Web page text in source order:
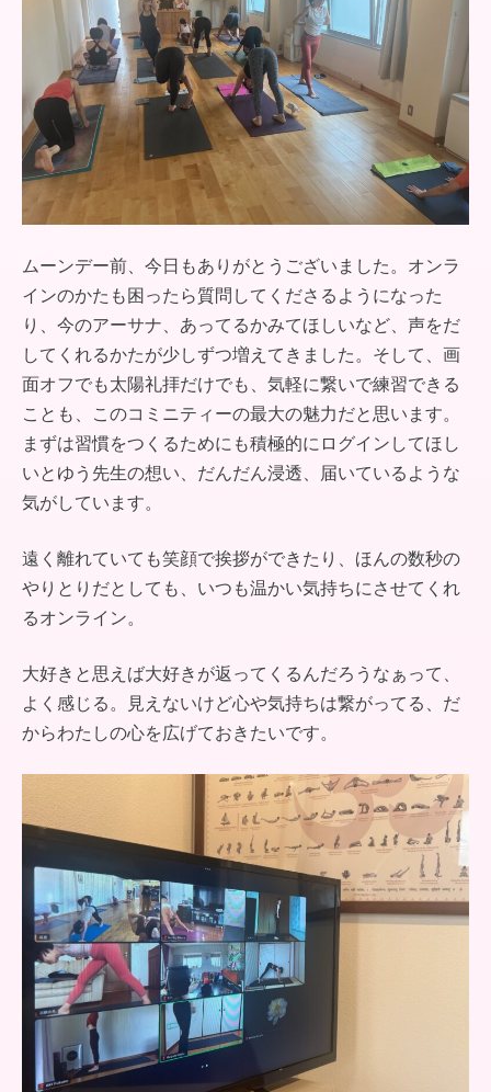
ムーンデー前、今日もありがとうございました。オンラ
インのかたも困ったら質問してくださるようになった
り、今のアーサナ、あってるかみてほしいなど、声をだ
してくれるかたが少しずつ増えてきました。そして、画
面オフでも太陽礼拝だけでも、気軽に繋いで練習できる
ことも、このコミニティーの最大の魅力だと思います。
まずは習慣をつくるためにも積極的にログインしてほし
いとゆう先生の想い、だんだん浸透、届いているような
気がしています。
遠く離れていても笑顔で挨拶ができたり、ほんの数秒の
やりとりだとしても、いつも温かい気持ちにさせてくれ
るオンライン。
大好きと思えば大好きが返ってくるんだろうなぁって、
よく感じる。見えないけど心や気持ちは繋がってる、だ
からわたしの心を広げておきたいです。